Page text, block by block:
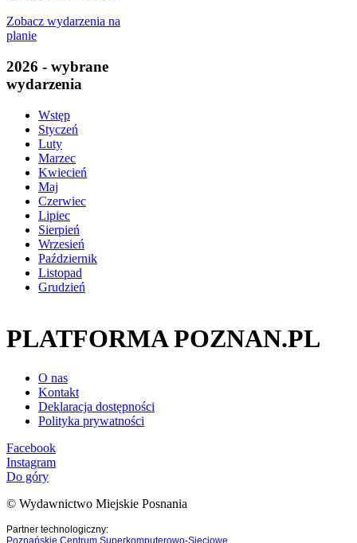
Zobacz wydarzenia na
planie
2026 - wybrane
wydarzenia
Wstęp
Styczeń
Luty
Marzec
Kwiecień
Maj
Czerwiec
Lipiec
Sierpień
Wrzesień
Październik
Listopad
Grudzień
PLATFORMA POZNAN.PL
O nas
Kontakt
Deklaracja dostępności
Polityka prywatności
Facebook
Instagram
Do góry
© Wydawnictwo Miejskie Posnania
Partner technologiczny:
Poznańskie Centrum Superkomputerowo-Sieciowe